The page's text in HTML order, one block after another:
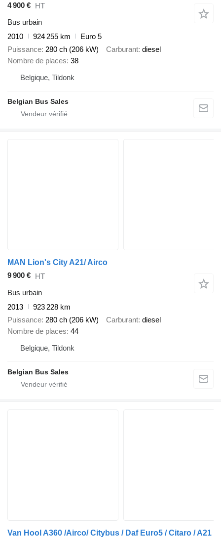
4 900 €
HT
Bus urbain
2010
924 255 km
Euro 5
Puissance 280 ch (206 kW) Carburant diesel
Nombre de places 38
Belgique, Tildonk
Belgian Bus Sales
MAN Lion's City A21/ Airco
9 900 € HT
Bus urbain
2013
923 228 km
Puissance 280 ch (206 kW) Carburant diesel
Nombre de places 44
Belgique, Tildonk
Belgian Bus Sales
Van Hool A360 /Airco/ Citybus / Daf Euro5 / Citaro / A21